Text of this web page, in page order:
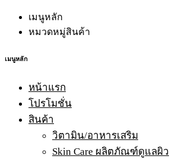
เมนูหลัก
หมวดหมู่สินค้า
เมนูหลัก
หน้าแรก
โปรโมชั่น
สินค้า
วิตามิน/อาหารเสริม
Skin Care ผลิตภัณฑ์ดูแลผิว